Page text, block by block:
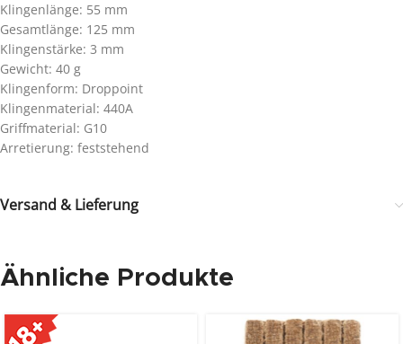
Klingenlänge: 55 mm
Gesamtlänge: 125 mm
Klingenstärke: 3 mm
Gewicht: 40 g
Klingenform: Droppoint
Klingenmaterial: 440A
Griffmaterial: G10
Arretierung: feststehend
Versand & Lieferung
Ähnliche Produkte